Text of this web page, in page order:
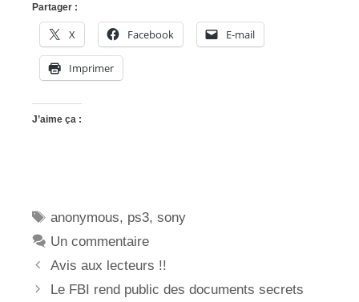
Partager :
X Facebook E-mail
Imprimer
J’aime ça :
Étiquettes
anonymous, ps3,sony
Un commentaire
Avis aux lecteurs !!
Le FBI rend public des documents secrets